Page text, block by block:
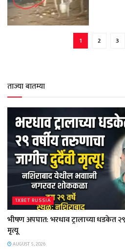
1 2 3
ताज्या बातम्या
1XBET RUSSIA
भीषण अपघात: भरधाव ट्रालाच्या धडकेत
मृत्यू
AUGUST 5, 2026